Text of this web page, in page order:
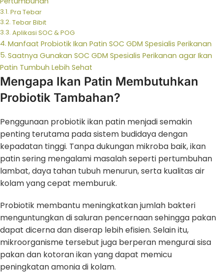
Pra Tebar
Tebar Bibit
Aplikasi SOC & POG
Manfaat Probiotik Ikan Patin SOC GDM Spesialis Perikanan
Saatnya Gunakan SOC GDM Spesialis Perikanan agar Ikan
Patin Tumbuh Lebih Sehat
Mengapa Ikan Patin Membutuhkan
Probiotik Tambahan?
Penggunaan probiotik ikan patin menjadi semakin
penting terutama pada sistem budidaya dengan
kepadatan tinggi. Tanpa dukungan mikroba baik, ikan
patin sering mengalami masalah seperti pertumbuhan
lambat, daya tahan tubuh menurun, serta kualitas air
kolam yang cepat memburuk.
Probiotik membantu meningkatkan jumlah bakteri
menguntungkan di saluran pencernaan sehingga pakan
dapat dicerna dan diserap lebih efisien. Selain itu,
mikroorganisme tersebut juga berperan mengurai sisa
pakan dan kotoran ikan yang dapat memicu
peningkatan amonia di kolam.